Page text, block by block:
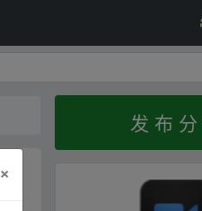
发 布
×